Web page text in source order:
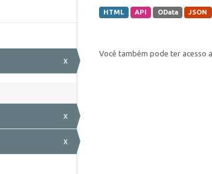
x
x
x
HTML API OData JSON
Você também pode ter acesso